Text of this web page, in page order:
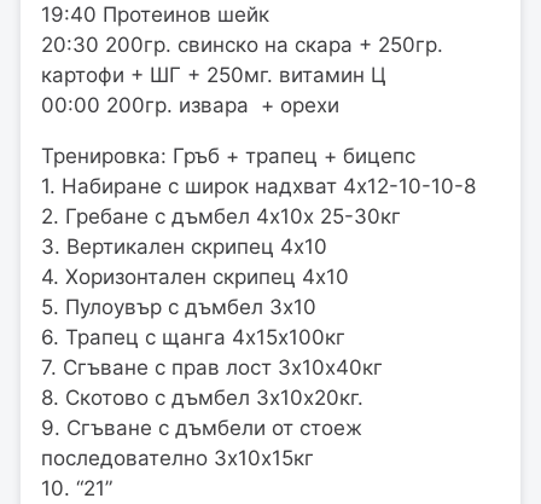
19:40 Протеинов шейк
20:30 200гр. свинско на скара + 250гр.
картофи + ШГ + 250мг. витамин Ц
00:00 200гр. извара + орехи
Тренировка: Гръб + трапец + бицепс
1. Набиране с широк надхват 4х12-10-10-8
2. Гребане с дъмбел 4х10х 25-30кг
3. Вертикален скрипец 4х10
4. Хоризонтален скрипец 4х10
5. Пулоувър с дъмбел 3х10
6. Трапец с щанга 4х15х100кг
7. Сгъване с прав лост 3х10х40кг
8. Скотово с дъмбел 3х10х20кг.
9. Сгъване с дъмбели от стоеж
последователно 3х10х15кг
10. “21”